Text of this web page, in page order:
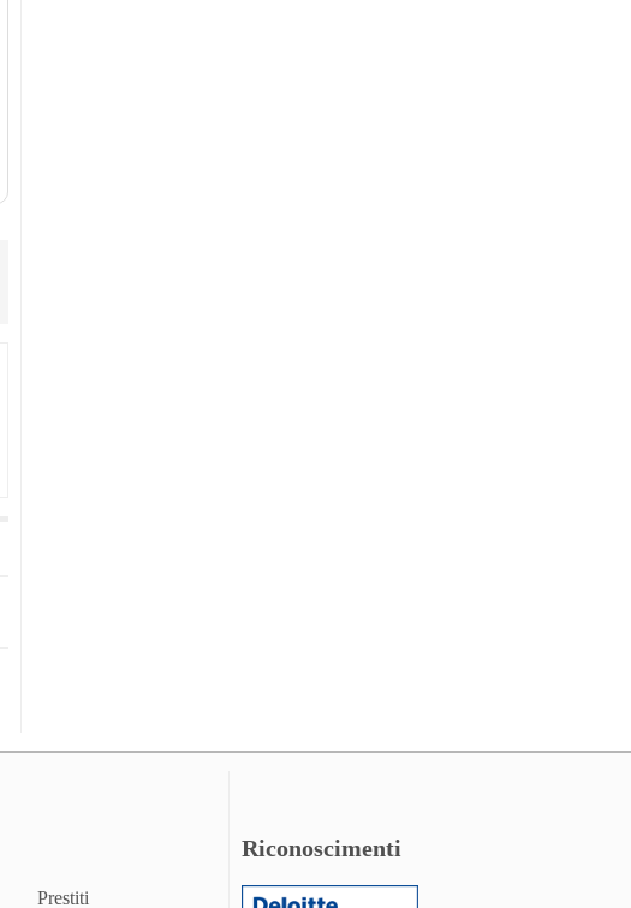
Prestiti
Riconoscimenti